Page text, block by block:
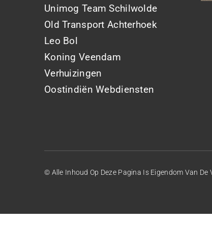
Unimog Team Schilwolde
Old Transport Achterhoek
Leo Bol
Koning Veendam
Verhuizingen
Oostindiën Webdiensten
© Alle Inhoud Op Deze Pagina Is Eigendom Van De